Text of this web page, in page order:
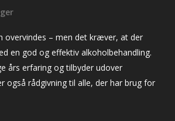
overvindes – men det kræver, at der
en god og effektiv alkoholbehandling.
års erfaring og tilbyder udover
også rådgivning til alle, der har brug for